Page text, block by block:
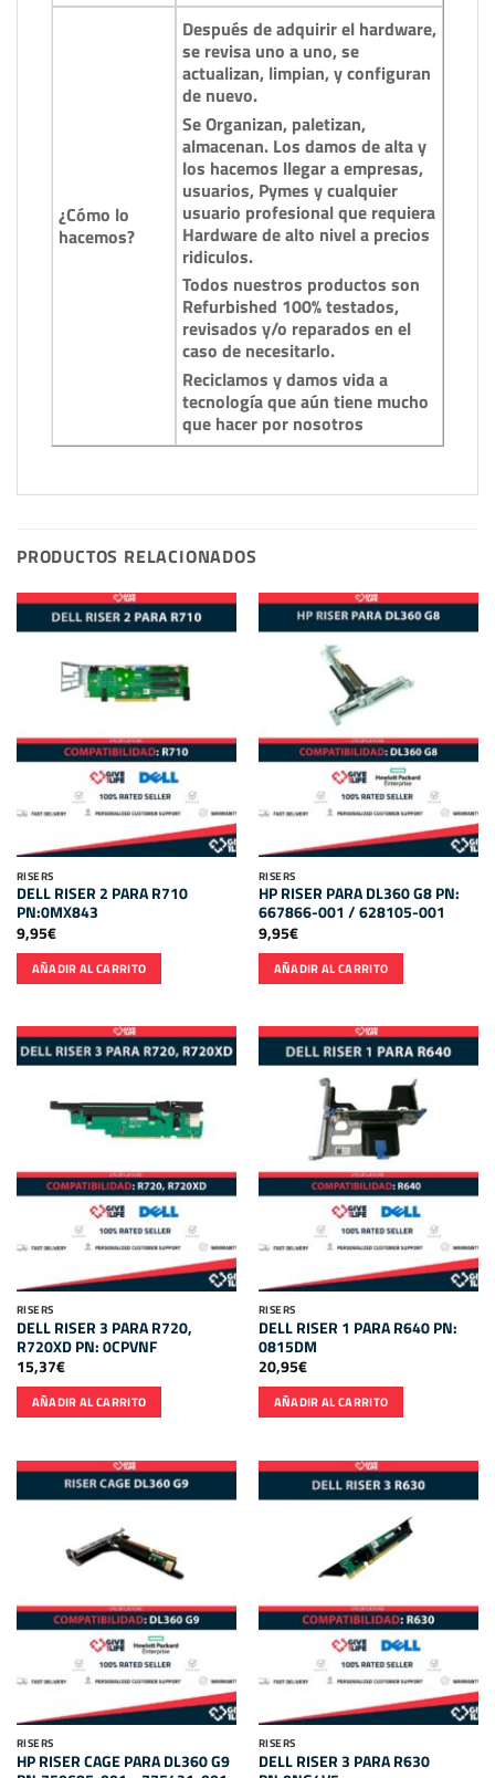
¿Cómo lo
hacemos?
Después de adquirir el hardware,
se revisa uno a uno, se
actualizan, limpian, y configuran
de nuevo.
Se Organizan, paletizan,
almacenan. Los damos de alta y
los hacemos llegar a empresas,
usuarios, Pymes y cualquier
usuario profesional que requiera
Hardware de alto nivel a precios
ridiculos.
Todos nuestros productos son
Refurbished 100% testados,
revisados y/o reparados en el
caso de necesitarlo.
Reciclamos y damos vida a
tecnología que aún tiene mucho
que hacer por nosotros
PRODUCTOS RELACIONADOS
RISERS
DELL RISER 2 PARA R710
PN:0MX843
9,95€
AÑADIR AL CARRITO
RISERS
HP RISER PARA DL360 G8 PN:
667866-001 / 628105-001
9,95€
AÑADIR AL CARRITO
RISERS
DELL RISER 3 PARA R720,
R720XD PN: 0CPVNF
15,37€
AÑADIR AL CARRITO
RISERS
DELL RISER 1 PARA R640 PN:
0815DM
20,95€
AÑADIR AL CARRITO
RISERS
HP RISER CAGE PARA DL360 G9
RISERS
DELL RISER 3 PARA R630